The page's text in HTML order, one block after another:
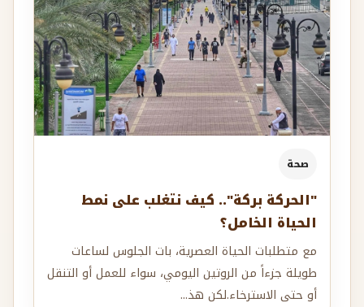
صحة
"الحركة بركة".. كيف نتغلب على نمط
الحياة الخامل؟
مع متطلبات الحياة العصرية، بات الجلوس لساعات
طويلة جزءاً من الروتين اليومي، سواء للعمل أو التنقل
أو حتى الاسترخاء.لكن هذ...